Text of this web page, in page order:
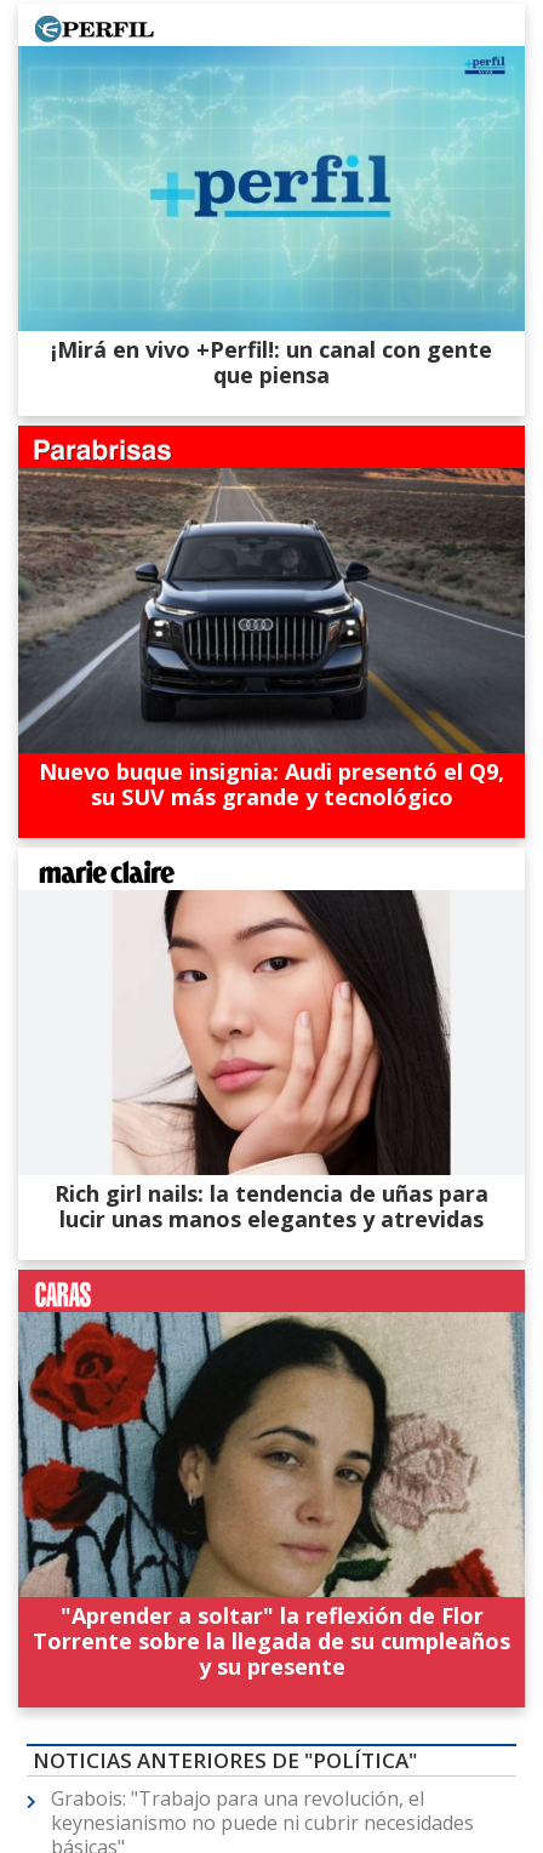
¡Mirá en vivo +Perfil!: un canal con gente
que piensa
Nuevo buque insignia: Audi presentó el Q9,
su SUV más grande y tecnológico
Rich girl nails: la tendencia de uñas para
lucir unas manos elegantes y atrevidas
"Aprender a soltar" la reflexión de Flor
Torrente sobre la llegada de su cumpleaños
y su presente
NOTICIAS ANTERIORES DE "POLÍTICA"
Grabois: "Trabajo para una revolución, el
keynesianismo no puede ni cubrir necesidades
básicas"